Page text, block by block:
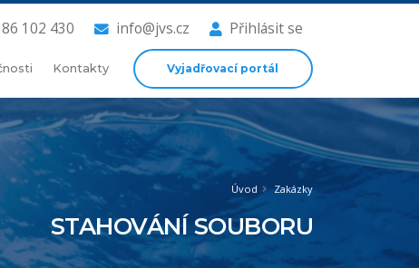
102 430 info@jvs.cz Přihlásit se
Kontakty Vyjadřovací portál
Úvod Zakázky
STAHOVÁNÍ SOUBORU